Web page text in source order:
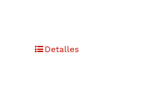
Detalles